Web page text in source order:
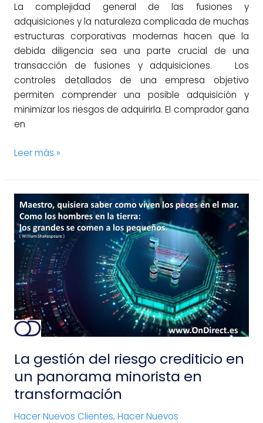
La complejidad general de las fusiones y
adquisiciones y la naturaleza complicada de muchas
estructuras corporativas modernas hacen que la
debida diligencia sea una parte crucial de una
transacción de fusiones y adquisiciones. Los
controles detallados de una empresa objetivo
permiten comprender una posible adquisición y
minimizar los riesgos de adquirirla. El comprador gana
en
Leer más »
La gestión del riesgo crediticio en
un panorama minorista en
transformación
Hacer Nuevos Clientes, Hacer Nuevos
La
gestión
del
riesgo
crediticio
en
un
panorama
minorista
en